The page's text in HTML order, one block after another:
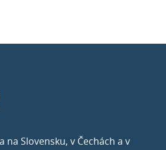
na Slovensku, v Čechách a v